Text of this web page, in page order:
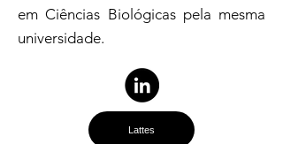
em Ciências Biológicas pela mesma
universidade.
Lattes